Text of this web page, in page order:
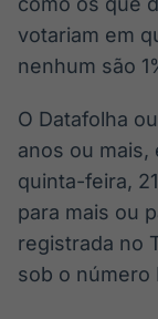
Soluções de
Tecnologia
votariam em
nenhum são
O Datafolha
anos ou mais,
quinta-feira,
para mais ou
registrada no
sob o número